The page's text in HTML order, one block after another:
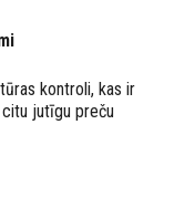
kontroli, kas ir
jutīgu preču